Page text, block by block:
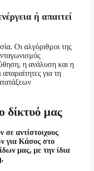
ή απαιτεί
Οι αλγόριθμοι της
η ανάλυση και η
για τη
δίκτυό μας
αντίστοιχους
για Κάσος στο
μας, με την ίδια